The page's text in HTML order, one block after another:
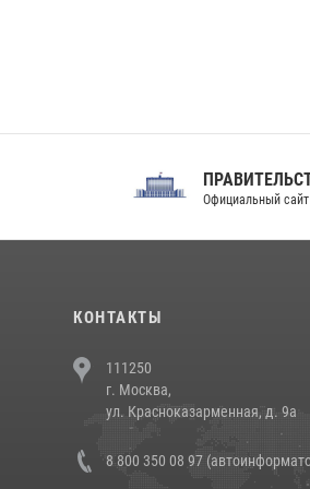
ПРАВИТЕЛЬСТВО РФ
Официальный сайт
КОНТАКТЫ
111250
г. Москва,
ул. Красноказарменная, д. 9а
8 800 350 08 97